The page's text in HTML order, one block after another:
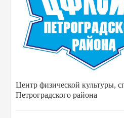
Центр физической культуры,
Петроградского района